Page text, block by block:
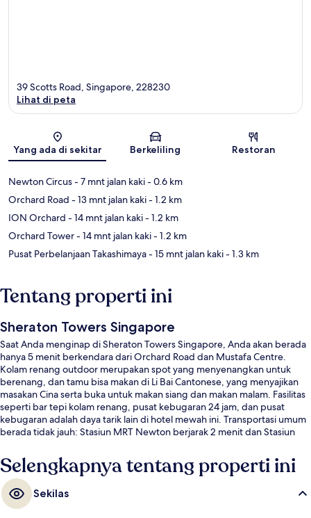
Peta
39 Scotts Road, Singapore, 228230
Lihat di peta
Yang ada di sekitar Berkeliling Restoran
Newton Circus- 7 mnt jalan kaki- 0.6 km
Orchard Road - 13 mnt jalan kaki- 1.2 km
ION Orchard - 14 mnt jalan kaki- 1.2 km
Orchard Tower- 14 mnt jalan kaki- 1.2 km
Pusat Perbelanjaan Takashimaya- 15 mnt jalan kaki- 1.3 km
Tentang properti ini
Sheraton Towers Singapore
Saat Anda menginap di Sheraton Towers Singapore, Anda akan berada
hanya 5 menit berkendara dari Orchard Road dan Mustafa Centre.
Kolam renang outdoor merupakan spot yang menyenangkan untuk
berenang, dan tamu bisa makan di Li Bai Cantonese, yang menyajikan
masakan Cina serta buka untuk makan siang dan makan malam. Fasilitas
seperti bar tepi kolam renang, pusat kebugaran 24 jam, dan pusat
kebugaran adalah daya tarik lain di hotel mewah ini. Transportasi umum
berada tidak jauh: Stasiun MRT Newton berjarak 2 menit dan Stasiun
Selengkapnya tentang properti ini
Sekilas